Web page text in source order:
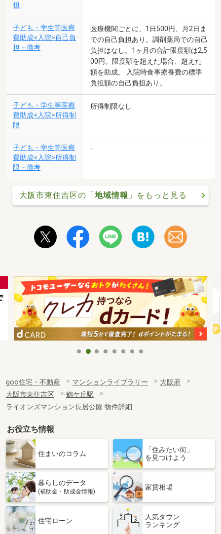
担
子ども・学生等医療
費助成<入院>自己負
担－備考
医療機関ごとに、1日500円、月2日ま
での自己負担あり。調剤薬局での自己
負担はなし。1ヶ月の合計限度額は2,5
00円。限度額を超えた場合、超えた
額を助成。 入院時食事療養費の標準
負担額の自己負担あり。
子ども・学生等医療
費助成<入院>所得制
限
所得制限なし
子ども・学生等医療
費助成<入院>所得制
限－備考
-
大阪市東住吉区の「 地域情報 」をもっと見る
goo住宅・不動産 マンションライブラリー
大阪府
大阪市東住吉区
鶴ケ丘駅
ライオンズマンション長居公園 物件詳細
お役立ち情報
住まいのコラム
「住みたい街」
を見つけよう
暮らしのデータ
(補助金・助成金情報)
家賃相場
住宅ローン
人気タウン
ランキング